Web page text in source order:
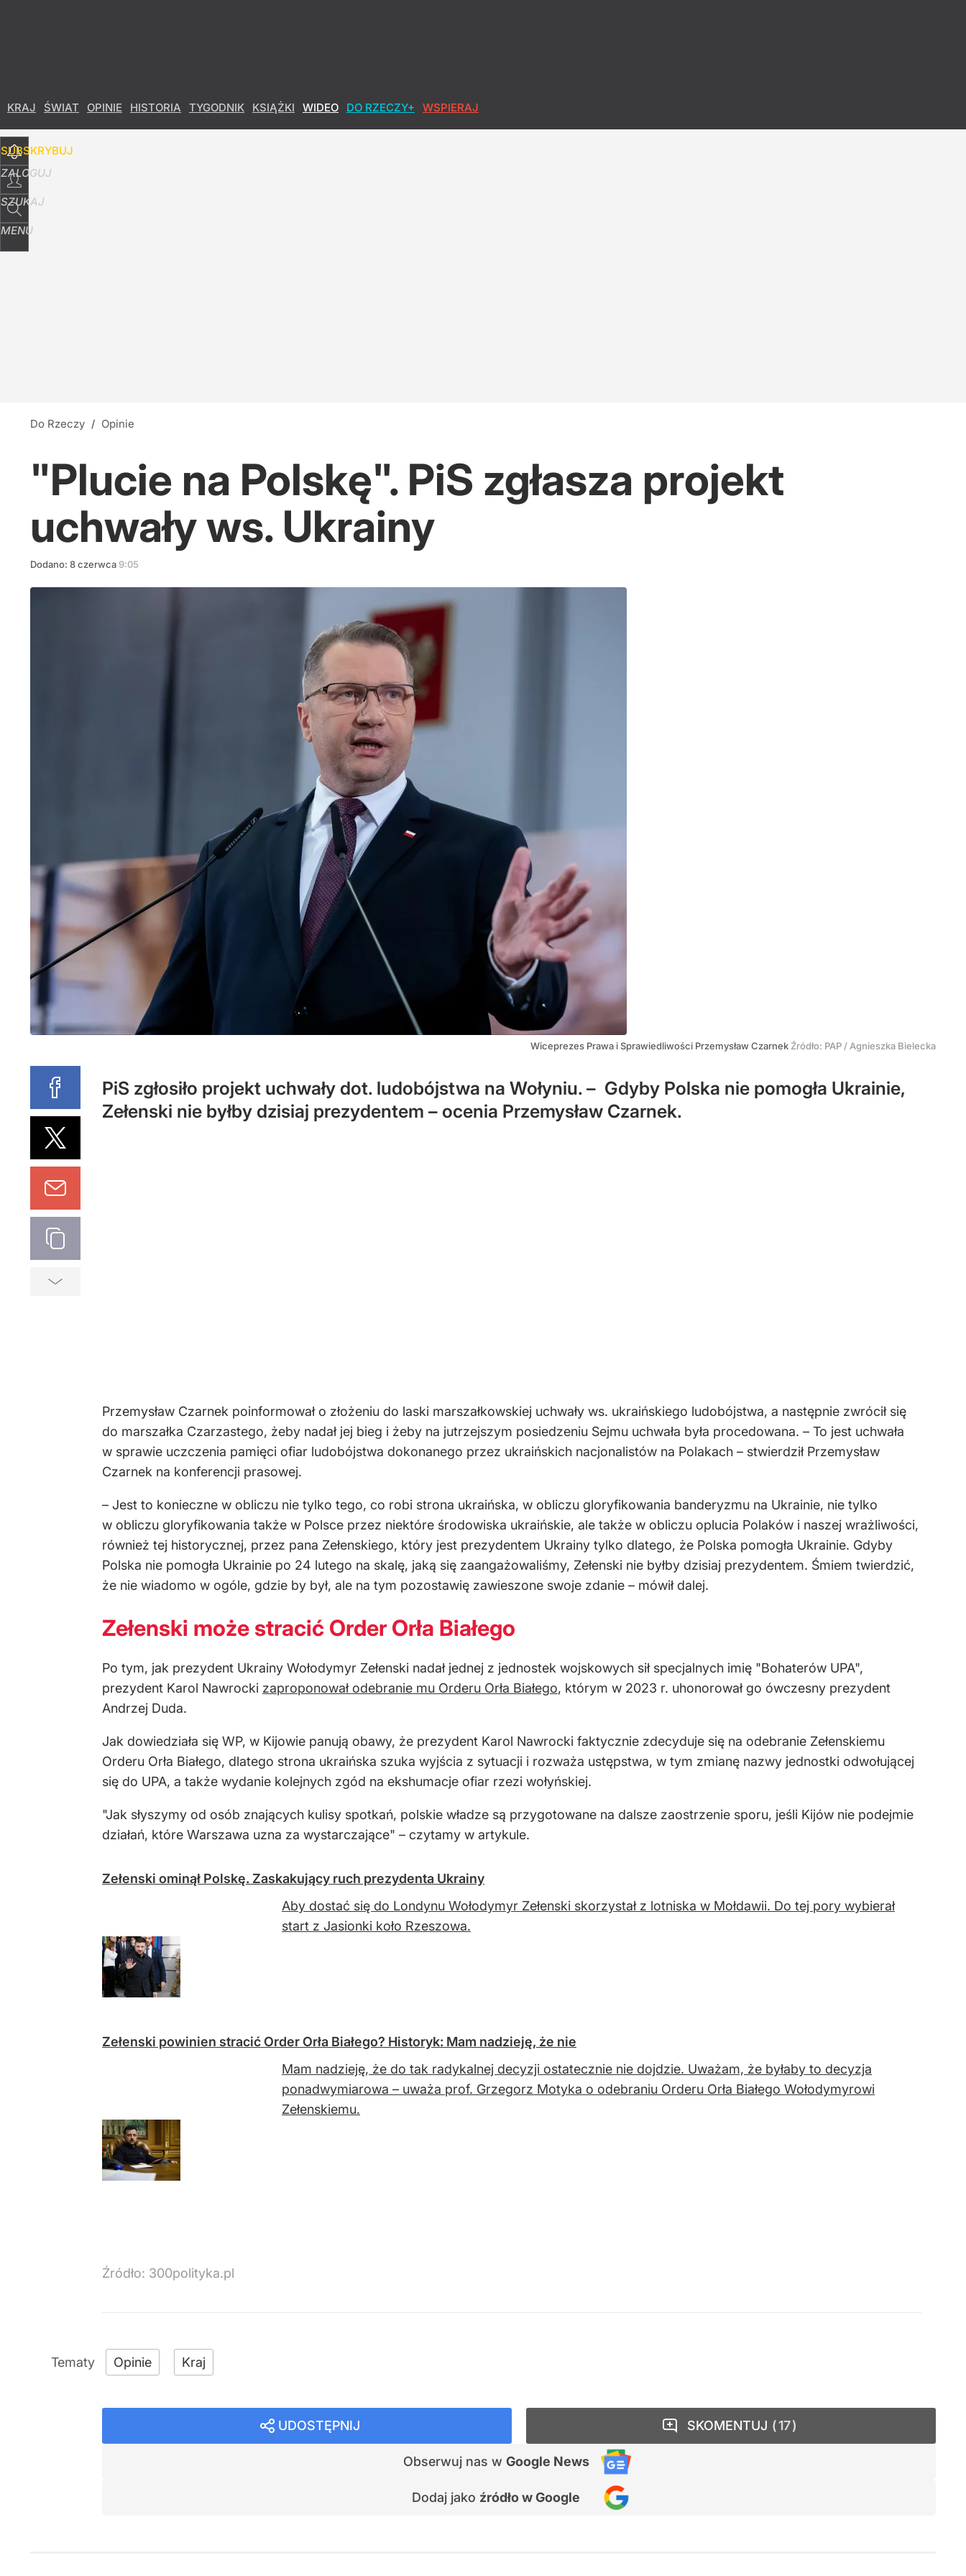
KRAJ ŚWIAT OPINIE HISTORIA TYGODNIK KSIĄŻKI WIDEO DO RZECZY+ WSPIERAJ
SUBSKRYBUJ
ZALOGUJ
SZUKAJ
MENU
Do Rzeczy / Opinie
"Plucie na Polskę". PiS zgłasza projekt
uchwały ws. Ukrainy
Dodano: 8czerwca 9:05
Wiceprezes Prawa i Sprawiedliwości Przemysław Czarnek Źródło: PAP / Agnieszka Bielecka
PiS zgłosiło projekt uchwały dot. ludobójstwa na Wołyniu. – Gdyby Polska nie pomogła Ukrainie,
Zełenski nie byłby dzisiaj prezydentem – ocenia Przemysław Czarnek.
Przemysław Czarnek poinformował o złożeniu do laski marszałkowskiej uchwały ws. ukraińskiego ludobójstwa, a następnie zwrócił się
do marszałka Czarzastego, żeby nadał jej bieg i żeby na jutrzejszym posiedzeniu Sejmu uchwała była procedowana. – To jest uchwała
w sprawie uczczenia pamięci ofiar ludobójstwa dokonanego przez ukraińskich nacjonalistów na Polakach – stwierdził Przemysław
Czarnek na konferencji prasowej.
– Jest to konieczne w obliczu nie tylko tego, co robi strona ukraińska, w obliczu gloryfikowania banderyzmu na Ukrainie, nie tylko
w obliczu gloryfikowania także w Polsce przez niektóre środowiska ukraińskie, ale także w obliczu oplucia Polaków i naszej wrażliwości,
również tej historycznej, przez pana Zełenskiego, który jest prezydentem Ukrainy tylko dlatego, że Polska pomogła Ukrainie. Gdyby
Polska nie pomogła Ukrainie po 24 lutego na skalę, jaką się zaangażowaliśmy, Zełenski nie byłby dzisiaj prezydentem. Śmiem twierdzić,
że nie wiadomo w ogóle, gdzie by był, ale na tym pozostawię zawieszone swoje zdanie – mówił dalej.
Zełenski może stracić Order Orła Białego
Po tym, jak prezydent Ukrainy Wołodymyr Zełenski nadał jednej z jednostek wojskowych sił specjalnych imię "Bohaterów UPA",
prezydent Karol Nawrocki zaproponował odebranie mu Orderu Orła Białego, którym w 2023 r. uhonorował go ówczesny prezydent
Andrzej Duda.
Jak dowiedziała się WP, w Kijowie panują obawy, że prezydent Karol Nawrocki faktycznie zdecyduje się na odebranie Zełenskiemu
Orderu Orła Białego, dlatego strona ukraińska szuka wyjścia z sytuacji i rozważa ustępstwa, w tym zmianę nazwy jednostki odwołującej
się do UPA, a także wydanie kolejnych zgód na ekshumacje ofiar rzezi wołyńskiej.
"Jak słyszymy od osób znających kulisy spotkań, polskie władze są przygotowane na dalsze zaostrzenie sporu, jeśli Kijów nie podejmie
działań, które Warszawa uzna za wystarczające" – czytamy w artykule.
Zełenski ominął Polskę. Zaskakujący ruch prezydenta Ukrainy
Aby dostać się do Londynu Wołodymyr Zełenski skorzystał z lotniska w Mołdawii. Do tej pory wybierał
start z Jasionki koło Rzeszowa.
Zełenski powinien stracić Order Orła Białego? Historyk: Mam nadzieję, że nie
Mam nadzieję, że do tak radykalnej decyzji ostatecznie nie dojdzie. Uważam, że byłaby to decyzja
ponadwymiarowa – uważa prof. Grzegorz Motyka o odebraniu Orderu Orła Białego Wołodymyrowi
Zełenskiemu.
Źródło: 300polityka.pl
Opinie Kraj
UDOSTĘPNIJ
Obserwuj nas w Google News
Dodaj jako źródło w Google
SKOMENTUJ 17